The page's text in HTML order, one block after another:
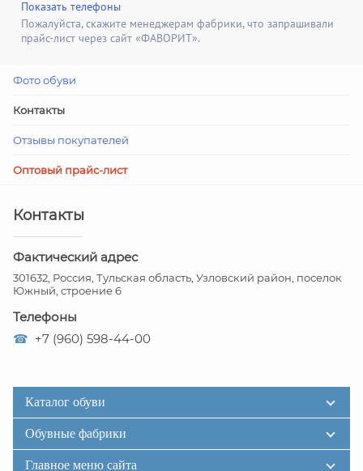
Показать телефоны
Пожалуйста, скажите менеджерам фабрики, что запрашивали
прайс-лист через сайт «ФАВОРИТ».
Фото обуви
Контакты
Отзывы покупателей
Оптовый прайс-лист
Контакты
Фактический адрес
301632, Россия, Тульская область, Узловский район, поселок
Южный, строение 6
Телефоны
☎ +7 (960) 598-44-00
Каталог обуви
Обувные фабрики
Главное меню сайта